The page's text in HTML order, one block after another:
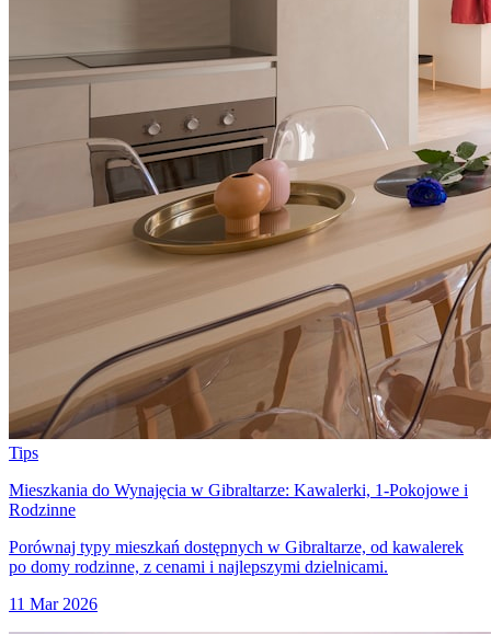
Tips
Mieszkania do Wynajęcia w Gibraltarze: Kawalerki, 1-Pokojowe i
Rodzinne
Porównaj typy mieszkań dostępnych w Gibraltarze, od kawalerek
po domy rodzinne, z cenami i najlepszymi dzielnicami.
11 Mar 2026